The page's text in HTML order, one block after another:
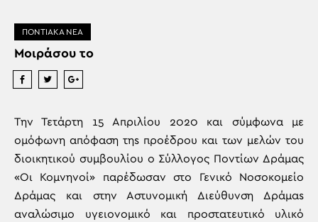
ΠΟΝΤΙΑΚΑ ΝΕΑ
Μοιράσου το
Tην Τετάρτη 15 Απριλίου 2020 και σύμφωνα με
ομόφωνη απόφαση τηs προέδρου και των μελών του
διοικητικού συμβουλίου o Σύλλογος Ποντίων Δράμας
«Οι Κομνηνοί» παρέδωσαν στο Γενικό Νοσοκομείο
Δράμας και στην Αστυνομική Διεύθυνση Δράμαs
αναλώσιμο υγειονομικό και προστατευτικό υλικό